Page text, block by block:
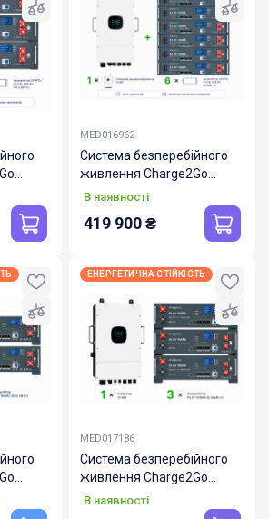
MED016962
Система безперебійного
живлення Charge2Go
10000.600.127
В наявності
419 900₴
ЕНЕРГЕТИЧНА СТІЙКІСТЬ
MED017186
Система безперебійного
живлення Charge2Go
12000.300.312
В наявності